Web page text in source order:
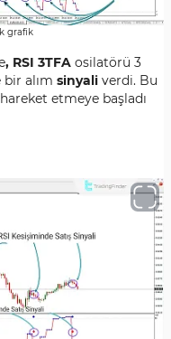
grafik
, RSI 3TFA osilatörü 3
alım sinyali verdi. Bu
etmeye başladı